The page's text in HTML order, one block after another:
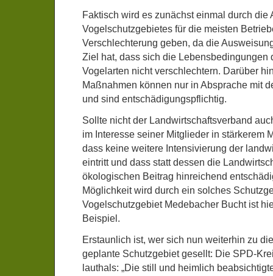
Faktisch wird es zunächst einmal durch die
Vogelschutzgebietes für die meisten
Verschlechterung geben, da die
Ziel hat, dass sich die Lebensbedingungen
Vogelarten nicht verschlechtern. Darüber
Maßnahmen können nur in Absprache mit
und sind entschädigungspflichtig.
Sollte nicht der Landwirtschaftsverband
im Interesse seiner Mitglieder in stärkerem
dass keine weitere Intensivierung der
eintritt und dass statt dessen die
ökologischen Beitrag hinreichend
Möglichkeit wird durch ein solches
Vogelschutzgebiet Medebacher Bucht ist
Beispiel.
Erstaunlich ist, wer sich nun weiterhin zu
geplante Schutzgebiet gesellt: Die SPD-
lauthals: „Die still und heimlich